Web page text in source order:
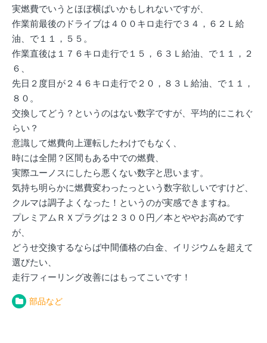
実燃費でいうとほぼ横ばいかもしれないですが、
作業前最後のドライブは４００キロ走行で３４，６２Ｌ給
油、で１１，５５。
作業直後は１７６キロ走行で１５，６３Ｌ給油、で１１，２
６、
先日２度目が２４６キロ走行で２０，８３Ｌ給油、で１１，
８０。
交換してどう？というのはない数字ですが、平均的にこれぐ
らい？
意識して燃費向上運転したわけでもなく、
時には全開？区間もある中での燃費、
実際ユーノスにしたら悪くない数字と思います。
気持ち明らかに燃費変わったっという数字欲しいですけど、
クルマは調子よくなった！というのが実感できますね。
プレミアムＲＸプラグは２３００円／本とややお高めです
が、
どうせ交換するならば中間価格の白金、イリジウムを超えて
選びたい、
走行フィーリング改善にはもってこいです！
部品など